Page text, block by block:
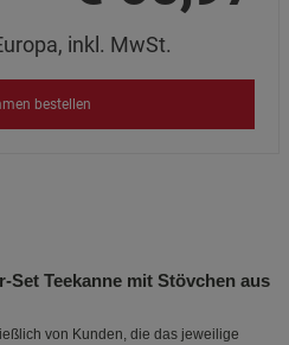
inkl. MwSt.
bestellen
Teekanne mit Stövchen aus
von Kunden, die das jeweilige